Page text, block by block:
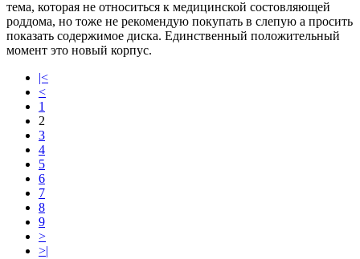
тема, которая не относиться к медицинской состовляющей
роддома, но тоже не рекомендую покупать в слепую а просить
показать содержимое диска. Единственный положительный
момент это новый корпус.
|<
<
1
2
3
4
5
6
7
8
9
>
>|